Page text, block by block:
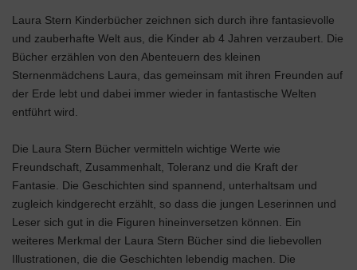
Laura Stern Kinderbücher zeichnen sich durch ihre fantasievolle
und zauberhafte Welt aus, die Kinder ab 4 Jahren verzaubert. Die
Bücher erzählen von den Abenteuern des kleinen
Sternenmädchens Laura, das gemeinsam mit ihren Freunden auf
der Erde lebt und dabei immer wieder in fantastische Welten
entführt wird.
Die Laura Stern Bücher vermitteln wichtige Werte wie
Freundschaft, Zusammenhalt, Toleranz und die Kraft der
Fantasie. Die Geschichten sind spannend, unterhaltsam und
zugleich kindgerecht erzählt, so dass die jungen Leserinnen und
Leser sich gut in die Figuren hineinversetzen können. Ein
weiteres Merkmal der Laura Stern Bücher sind die liebevollen
Illustrationen, die die Geschichten lebendig machen. Die